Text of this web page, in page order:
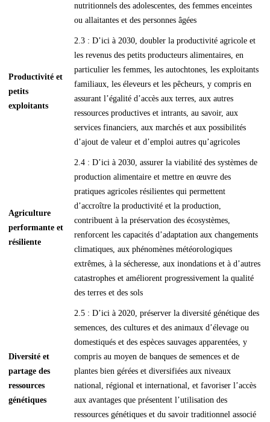
nutritionnels des adolescentes, des femmes enceintes
ou allaitantes et des personnes âgées
Productivité et
petits
exploitants
2.3 : D’ici à 2030, doubler la productivité agricole et
les revenus des petits producteurs alimentaires, en
particulier les femmes, les autochtones, les exploitants
familiaux, les éleveurs et les pêcheurs, y compris en
assurant l’égalité d’accès aux terres, aux autres
ressources productives et intrants, au savoir, aux
services financiers, aux marchés et aux possibilités
d’ajout de valeur et d’emploi autres qu’agricoles
Agriculture
performante et
résiliente
2.4 : D’ici à 2030, assurer la viabilité des systèmes de
production alimentaire et mettre en œuvre des
pratiques agricoles résilientes qui permettent
d’accroître la productivité et la production,
contribuent à la préservation des écosystèmes,
renforcent les capacités d’adaptation aux changements
climatiques, aux phénomènes météorologiques
extrêmes, à la sécheresse, aux inondations et à d’autres
catastrophes et améliorent progressivement la qualité
des terres et des sols
Diversité et
partage des
ressources
génétiques
2.5 : D’ici à 2020, préserver la diversité génétique des
semences, des cultures et des animaux d’élevage ou
domestiqués et des espèces sauvages apparentées, y
compris au moyen de banques de semences et de
plantes bien gérées et diversifiées aux niveaux
national, régional et international, et favoriser l’accès
aux avantages que présentent l’utilisation des
ressources génétiques et du savoir traditionnel associé